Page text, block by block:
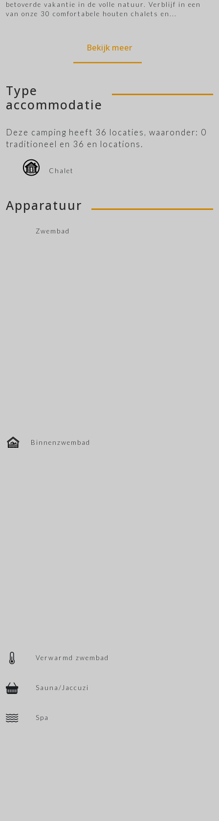
betoverde vakantie in de volle natuur. Verblijf in een
van onze 30 comfortabele houten chalets en...
Bekijk meer
Type
accommodatie
Deze camping heeft 36 locaties, waaronder: 0
traditioneel en 36 en locations.
Chalet
Apparatuur
Zwembad
Binnenzwembad
Verwarmd zwembad
Sauna/Jaccuzi
Spa